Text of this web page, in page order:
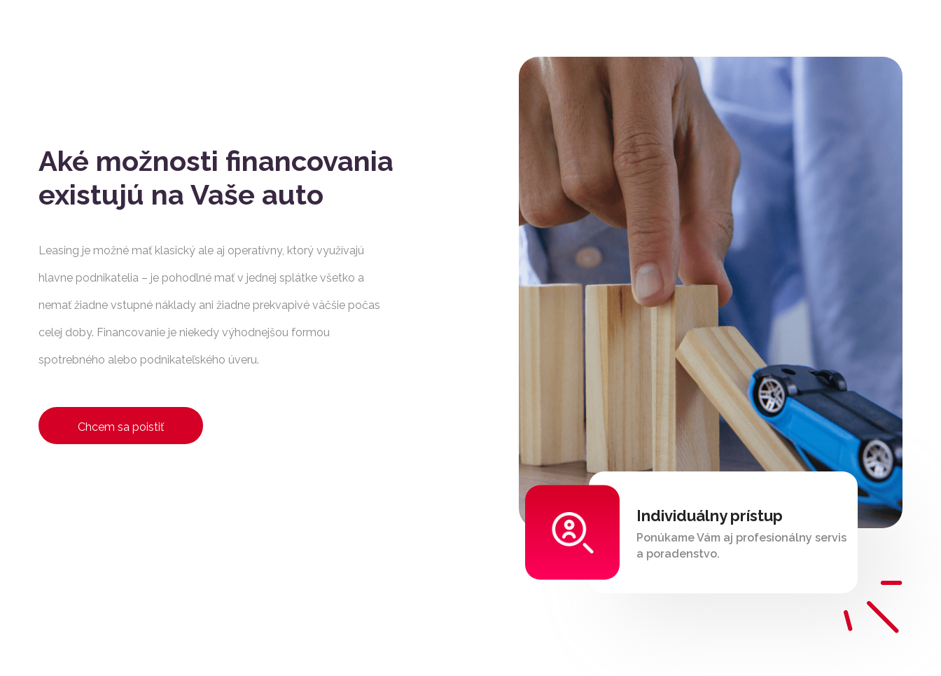
Aké možnosti financovania
existujú na Vaše auto
Leasing je možné mať klasický ale aj operatívny, ktorý využívajú
hlavne podnikatelia – je pohodlné mať v jednej splátke všetko a
nemať žiadne vstupné náklady ani žiadne prekvapivé väčšie počas
celej doby. Financovanie je niekedy výhodnejšou formou
spotrebného alebo podnikateľského úveru.
Chcem sa poistiť
Individuálny prístup
Ponúkame Vám aj profesionálny servis
a poradenstvo.